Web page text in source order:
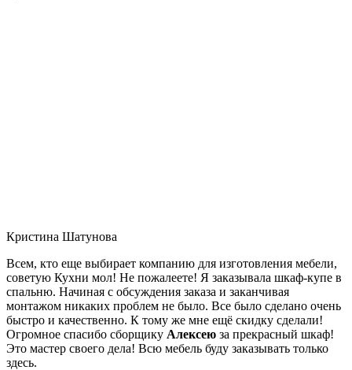
Кристина Шатунова
Всем, кто еще выбирает компанию для изготовления мебели,
советую Кухни мол! Не пожалеете! Я заказывала шкаф-купе в
спальню. Начиная с обсуждения заказа и заканчивая
монтажом никаких проблем не было. Все было сделано очень
быстро и качественно. К тому же мне ещё скидку сделали!
Огромное спасибо сборщику Алексею за прекрасный шкаф!
Это мастер своего дела! Всю мебель буду заказывать только
здесь.